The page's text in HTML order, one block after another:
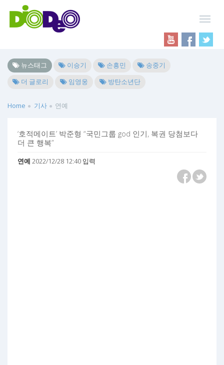
뉴스태그 이승기 손흥민
송중기
더 글로리
임영웅 방탄소년단
Home 기사 연예
‘호적메이트’ 박준형 “국민그룹 god 인기, 복권 당첨보다
더 큰 행복”
연예 2022/12/28 12:40 입력